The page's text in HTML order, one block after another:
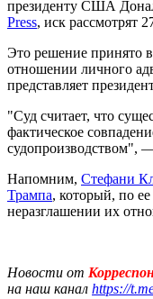
президенту США
Press, иск рассмотрят
Это решение принято
отношении личного
представляет
"Суд считает, что
фактическое
судопроизводством", —
Напомним, Стефани
Трампа, который, по
неразглашении их
Новости от
на наш канал https://